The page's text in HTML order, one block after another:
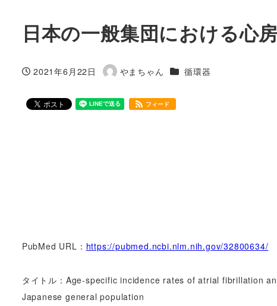
日本の一般集団における心
投稿日
2021年6月22日
著
やまちゃん カテゴリー
循環器
フィード
PubMed URL： https://pubmed.ncbi.nlm.nih.gov/32800634/
タイトル：Age-specific incidence rates of atrial fibrillation
Japanese general population